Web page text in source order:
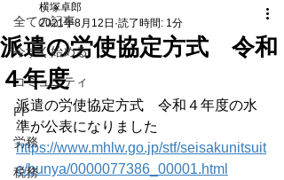
全ての記事
今すぐ始める
コミュニティ
FP
労務
税務
派遣の労使協定方式 令和
４年度
横塚卓郎
2021年8月12日 読了時間: 1分
派遣の労使協定方式　令和４年度の水
準が公表になりました
https://www.mhlw.go.jp/stf/seisakunitsuit
e/bunya/0000077386_00001.html